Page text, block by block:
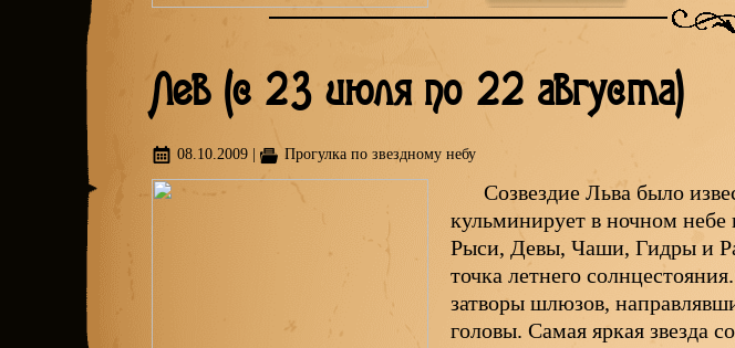
Лев (с 23 июля по 22 августа)
08.10.2009 Прогулка по звездному небу
Созвездие Льва было
кульминирует в ночном небе
Рыси, Девы, Чаши, Гидры и
точка летнего
затворы шлюзов,
головы. Самая яркая звезда